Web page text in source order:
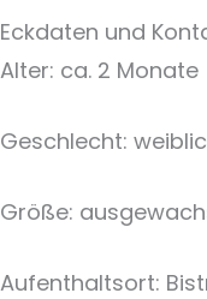
Eckdaten und
Alter: ca. 2 Monate
Geschlecht:
Größe:
Aufenthaltsort: